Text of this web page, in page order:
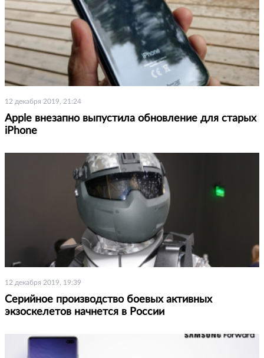
12 декабря 2019, 21:24
Apple внезапно выпустила обновление для старых
iPhone
12 декабря 2019, 19:39
Серийное производство боевых активных
экзоскелетов начнется в России